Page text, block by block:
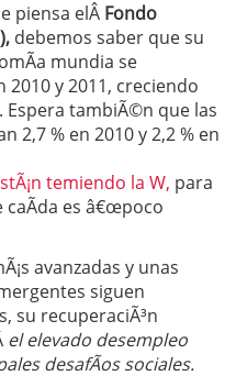
piensa elÂ Fondo
debemos saber que su
mundia se
2010 y 2011, creciendo
Espera tambiÃ©n que las
2,7 % en 2010 y 2,2 % en
temiendo la W, para
caÃ­da es â€œpoco
avanzadas y unas
siguen
su recuperaciÃ³n
el elevado desempleo
desafÃ­os sociales.